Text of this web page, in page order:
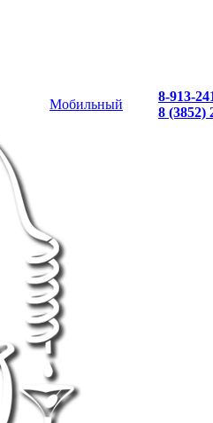
Мобильный
8-913-
8 (3852)